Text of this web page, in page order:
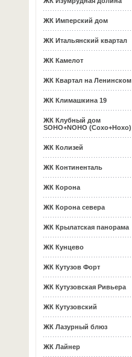
ЖК Имперский дом
ЖК Итальянский квартал
ЖК Камелот
ЖК Квартал на Ленинском
ЖК Климашкина 19
ЖК Клубный дом
SOHO+NOHO (Сохо+Нохо)
ЖК Колизей
ЖК Континенталь
ЖК Корона
ЖК Корона севера
ЖК Крылатская панорама
ЖК Кунцево
ЖК Кутузов Форт
ЖК Кутузовская Ривьера
ЖК Кутузовский
ЖК Лазурный блюз
ЖК Лайнер